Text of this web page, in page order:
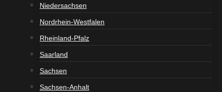
Niedersachsen
Nordrhein-Westfalen
Rheinland-Pfalz
Saarland
Sachsen
Sachsen-Anhalt